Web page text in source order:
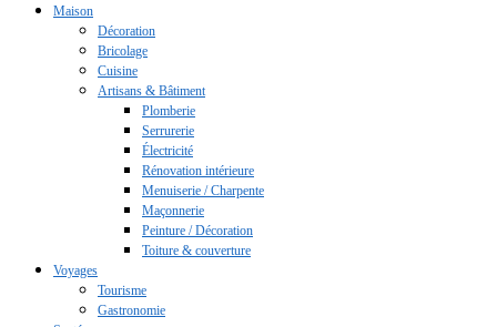
Maison
Décoration
Bricolage
Cuisine
Artisans & Bâtiment
Plomberie
Serrurerie
Électricité
Rénovation intérieure
Menuiserie / Charpente
Maçonnerie
Peinture / Décoration
Toiture & couverture
Voyages
Tourisme
Gastronomie